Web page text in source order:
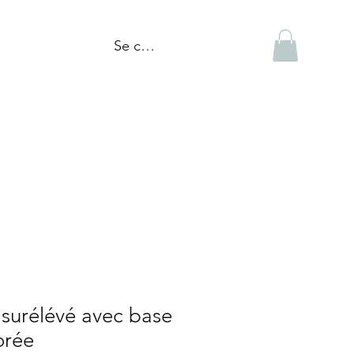
Se connecter
avec base